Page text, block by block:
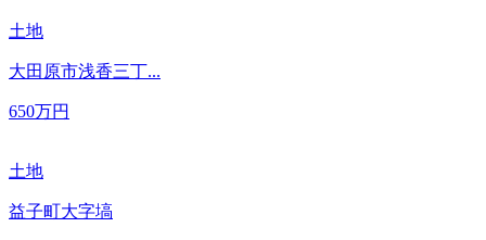
土地
大田原市浅香三丁...
650万円
土地
益子町大字塙